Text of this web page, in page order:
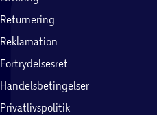
Returnering
Reklamation
Fortrydelsesret
Handelsbetingelser
Privatlivspolitik